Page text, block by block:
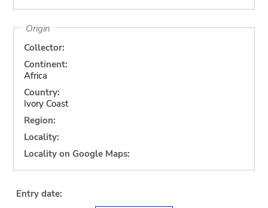
Origin
Collector:
Continent:
Africa
Country:
Ivory Coast
Region:
Locality:
Locality on Google Maps:
Entry date: